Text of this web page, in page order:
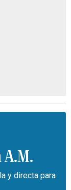
y directa para